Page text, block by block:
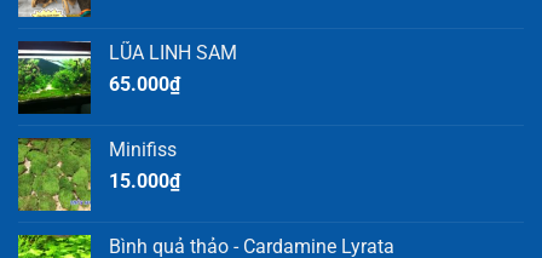
LŨA LINH SAM
65.000₫
Minifiss
15.000₫
Bình quả thảo - Cardamine Lyrata